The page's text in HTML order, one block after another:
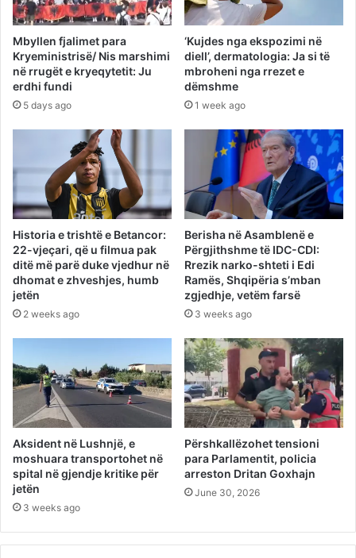
Mbyllen fjalimet para
Kryeministrisë/ Nis marshimi
në rrugët e kryeqytetit: Ju
erdhi fundi
5 days ago
‘Kujdes nga ekspozimi në
diell’, dermatologia: Ja si të
mbroheni nga rrezet e
dëmshme
1 week ago
Historia e trishtë e Betancor:
22-vjeçari, që u filmua pak
ditë më parë duke vjedhur në
dhomat e zhveshjes, humb
jetën
2 weeks ago
Berisha në Asamblenë e
Përgjithshme të IDC-CDI:
Rrezik narko-shteti i Edi
Ramës, Shqipëria s’mban
zgjedhje, vetëm farsë
3 weeks ago
Aksident në Lushnjë, e
moshuara transportohet në
spital në gjendje kritike për
jetën
3 weeks ago
Përshkallëzohet tensioni
para Parlamentit, policia
arreston Dritan Goxhajn
June 30, 2026